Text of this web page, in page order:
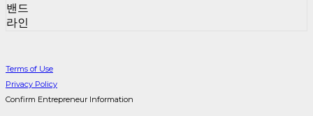
밴드
라인
Terms of Use
Privacy Policy
Confirm Entrepreneur Information